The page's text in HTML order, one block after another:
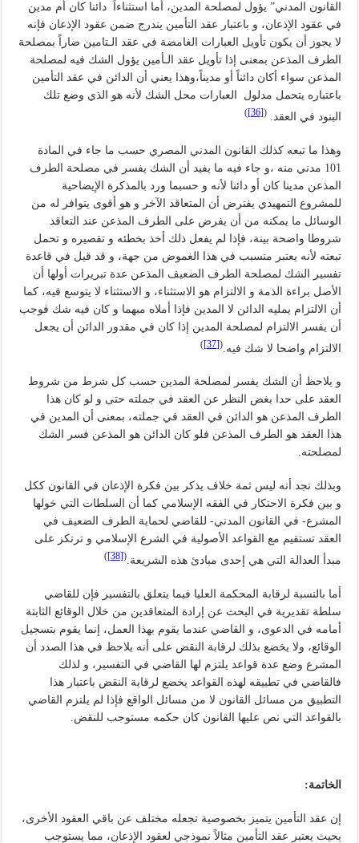
القانون المدني” يؤول لمصلحة المدين، أما استثناءاً دائنا كان أم مدين
في عقود الإذعان، و باعتبار عقد التأمين يندرج ضمن عقود الإذعان فإنه
لا يجوز أن يكون تأويل العبارات الغامضة في عقد الـتامين ضاراً بمصلحة
الطرف المذعن بمعنى إذا تأويل عقد الـأمين يؤول الشك فيه لمصلحة
المذعن سواء أكان دائناً أو مديناً،وهذا يعني أن الدائن في عقد التأمين
باعتباره يتحمل مدلول العبارات محل الشك لأنه هو الذي وضع تلك
البنود في العقد.(
[36]
)
وهذا ما تبعه كذلك القانون المدني المصري حسب ما جاء في المادة
101 مدني منه ،و جاء فيه ما يفيد أن الشك يفسر في مصلحة الطرف
المذعن مدينا كان أو دائنا لأنه و حسبما ورد بالمذكرة الإيضاحية
للمشروع التمهيدي يفترض أن المتعاقد الآخر و هو أقوى يتوافر له من
الوسائل ما يمكنه من أن يفرض على الطرف المذعن عند التعاقد
شروطا واضحة بينة، فإذا لم يفعل ذلك أخذ بخطئه و تقصيره و تحمل
تبعته لأنه يعتبر متسبب في هذا الغموض من جهة، و قد قيل في قاعدة
تفسير الشك لمصلحة الطرف الضعيف المذعن عدة تبريرات أولها أن
الأصل براءة الذمة و الالتزام هو الاستثناء، و الاستثناء لا يتوسع فيه، كما
أن الالتزام يمليه الدائن لا المدين فإذا أملاه مبهما و كان فيه شك فوجب
أن يفسر الالتزام لمصلحة المدين إذا كان في مقدور الدائن أن يجعل
الالتزام واضحا لا شك فيه.(
[37]
)
و يلاحظ أن الشك يفسر لمصلحة المدين حسب كل شرط من شروط
العقد على حدا بغض النظر عن العقد في جملته حتى و لو كان هذا
الطرف المذعن هو الدائن في العقد في جملته، بمعنى أن المدين في
هذا العقد هو الطرف المذعن فلو كان الدائن هو المذعن فسر الشك
لمصلحته.
وبذلك نجد أنه ليس ثمة خلاف يذكر بين فكرة الإذعان في القانون ككل
و بين فكرة الاحتكار في الفقه الإسلامي كما أن السلطات التي خولها
المشرع- في القانون المدني- للقاضي لحماية الطرف الضعيف في
العقد تستقيم مع القواعد الأصولية في الشرع الإسلامي و ترتكز على
مبدأ العدالة التي هي إحدى مبادئ هذه الشريعة.(
[38]
)
أما بالنسبة لرقابة المحكمة العليا فيما يتعلق بالتفسير فإن للقاضي
سلطة تقديرية في البحث عن إرادة المتعاقدين من خلال الوقائع الثابتة
أمامه في الدعوى، و القاضي عندما يقوم بهذا العمل، إنما يقوم بتسجيل
الوقائع، ولا يخضع بذلك لرقابة النقض على أنه يلاحظ في هذا الصدد أن
المشرع وضع عدة قواعد يلتزم لها القاضي في التفسير، و لذلك
فالقاضي في تطبيقه لهذه القواعد يخضع لرقابة النقض باعتبار هذا
التطبيق من مسائل القانون لا من مسائل الواقع فإذا لم يلتزم القاضي
بالقواعد التي نص عليها القانون كان حكمه مستوجب للنقض.
الخاتمة:
إن عقد التأمين يتميز بخصوصية تجعله مختلف عن باقي العقود الأخرى،
بحيث يعتبر عقد التأمين مثالاً نموذجي لعقود الإذعان، مما يستوجب